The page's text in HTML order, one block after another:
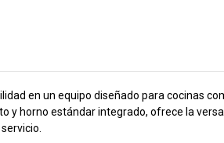
en un equipo diseñado para cocinas
y horno estándar integrado, ofrece la